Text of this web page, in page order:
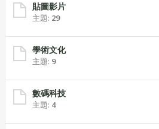
貼圖影片
主題: 29
學術文化
主題: 9
數碼科技
主題: 4